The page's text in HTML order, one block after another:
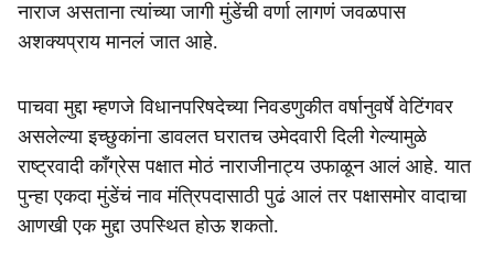
नाराज असताना त्यांच्या जागी मुंडेंची वर्णा लागणं जवळपास
अशक्यप्राय मानलं जात आहे.
पाचवा मुद्दा म्हणजे विधानपरिषदेच्या निवडणुकीत वर्षानुवर्षे वेटिंगवर
असलेल्या इच्छुकांना डावलत घरातच उमेदवारी दिली गेल्यामुळे
राष्ट्रवादी काँग्रेस पक्षात मोठं नाराजीनाट्य उफाळून आलं आहे. यात
पुन्हा एकदा मुंडेंचं नाव मंत्रिपदासाठी पुढं आलं तर पक्षासमोर वादाचा
आणखी एक मुद्दा उपस्थित होऊ शकतो.